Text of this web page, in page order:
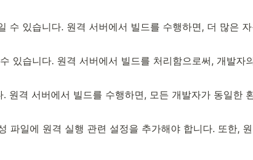
수 있습니다. 원격 서버에서 빌드를 수행하면, 더 많은
있습니다. 원격 서버에서 빌드를 처리함으로써, 개발자
원격 서버에서 빌드를 수행하면, 모든 개발자가 동일한
파일에 원격 실행 관련 설정을 추가해야 합니다. 또한,